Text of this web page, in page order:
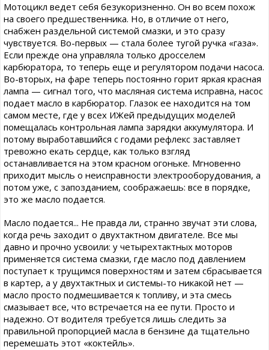
Мотоцикл ведет себя безукоризненно. Он во всем похож
на своего предшественника. Но, в отличие от него,
снабжен раздельной системой смазки, и это сразу
чувствуется. Во-первых — стала более тугой ручка «газа».
Если прежде она управляла только дросселем
карбюратора, то теперь еще и регулятором подачи насоса.
Во-вторых, на фаре теперь постоянно горит яркая красная
лампа — сигнал того, что масляная система исправна, насос
подает масло в карбюратор. Глазок ее находится на том
самом месте, где у всех ИЖей предыдущих моделей
помещалась контрольная лампа зарядки аккумулятора. И
потому выработавшийся с годами рефлекс заставляет
тревожно екать сердце, как только взгляд
останавливается на этом красном огоньке. Мгновенно
приходит мысль о неисправности электрооборудования, а
потом уже, с запозданием, соображаешь: все в порядке,
это же масло подается.
Масло подается... Не правда ли, странно звучат эти слова,
когда речь заходит о двухтактном двигателе. Все мы
давно и прочно усвоили: у четырехтактных моторов
применяется система смазки, где масло под давлением
поступает к трущимся поверхностям и затем сбрасывается
в картер, а у двухтактных и системы-то никакой нет —
масло просто подмешивается к топливу, и эта смесь
смазывает все, что встречается на ее пути. Просто и
надежно. От водителя требуется лишь следить за
правильной пропорцией масла в бензине да тщательно
перемешать этот «коктейль».